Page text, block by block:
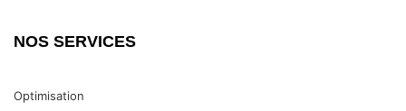
NOS SERVICES
Optimisation